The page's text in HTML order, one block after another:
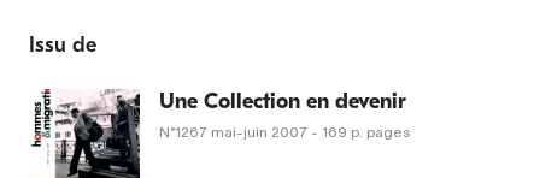
Issu de
Une Collection en devenir
N°1267 mai-juin 2007 - 169 p. pages